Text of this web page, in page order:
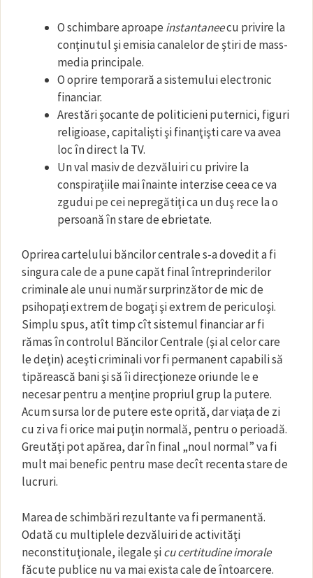
O schimbare aproape instantaneecu privire la
conţinutul şi emisia canalelor de ştiri de mass-
media principale.
O oprire temporară a sistemului electronic
financiar.
Arestări şocante de politicieni puternici, figuri
religioase, capitalişti şi finanţişti care va avea
loc în direct la TV.
Un val masiv de dezvăluiri cu privire la
conspiraţiile mai înainte interzise ceea ce va
zgudui pe cei nepregătiţi ca un duş rece la o
persoană în stare de ebrietate.
Oprirea cartelului băncilor centrale s-a dovedit a fi
singura cale de a pune capăt final întreprinderilor
criminale ale unui număr surprinzător de mic de
psihopaţi extrem de bogaţi şi extrem de periculoşi.
Simplu spus, atît timp cît sistemul financiar ar fi
rămas în controlul Băncilor Centrale (şi al celor care
le deţin) aceşti criminali vor fi permanent capabili să
tipărească bani şi să îi direcţioneze oriunde le e
necesar pentru a menţine propriul grup la putere.
Acum sursa lor de putere este oprită, dar viaţa de zi
cu zi va fi orice mai puţin normală, pentru o perioadă.
Greutăţi pot apărea, dar în final „noul normal” va fi
mult mai benefic pentru mase decît recenta stare de
lucruri.
Marea de schimbări rezultante va fi permanentă.
Odată cu multiplele dezvăluiri de activităţi
neconstituţionale, ilegale şicu certitudine imorale
făcute publice nu va mai exista cale de întoarcere.